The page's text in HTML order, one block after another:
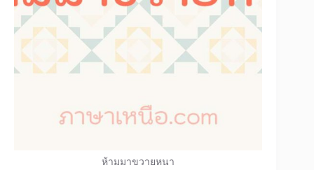
ห้ามมาขวายหนา